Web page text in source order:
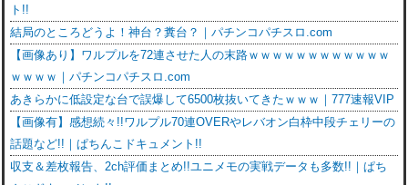
ト!!
結局のところどうよ！神台？糞台？｜パチンコパチスロ.com
【画像あり】ワルプルを72連させた人の末路ｗｗｗｗｗｗｗｗｗｗｗｗ
ｗｗｗｗ｜パチンコパチスロ.com
あきらかに低設定な台で誤爆して6500枚抜いてきたｗｗｗ｜777速報VIP
【画像有】感想続々!!ワルプル70連OVERやレバオン白枠中段チェリーの
話題など!!｜ぱちんこドキュメント!!
収支＆差枚報告、2ch評価まとめ!!ユニメモの実戦データも多数!!｜ぱち